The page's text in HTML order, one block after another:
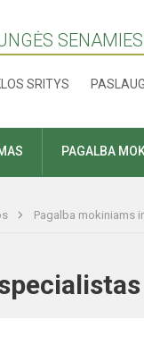
SRITYS
PAGALBA
Pagalba mokiniams